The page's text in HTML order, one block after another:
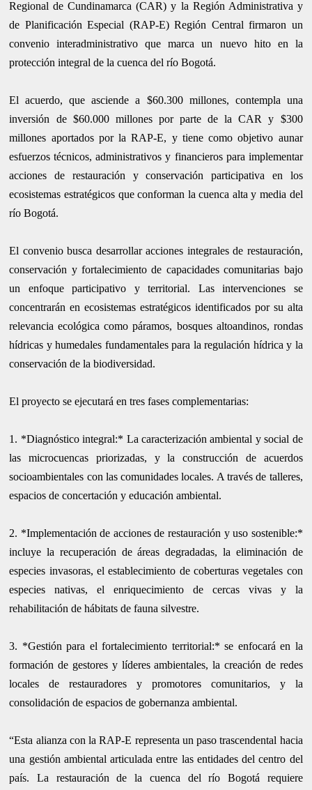
Regional de Cundinamarca (CAR) y la Región Administrativa y
de Planificación Especial (RAP-E) Región Central firmaron un
convenio interadministrativo que marca un nuevo hito en la
protección integral de la cuenca del río Bogotá.
El acuerdo, que asciende a $60.300 millones, contempla una
inversión de $60.000 millones por parte de la CAR y $300
millones aportados por la RAP-E, y tiene como objetivo aunar
esfuerzos técnicos, administrativos y financieros para implementar
acciones de restauración y conservación participativa en los
ecosistemas estratégicos que conforman la cuenca alta y media del
río Bogotá.
El convenio busca desarrollar acciones integrales de restauración,
conservación y fortalecimiento de capacidades comunitarias bajo
un enfoque participativo y territorial. Las intervenciones se
concentrarán en ecosistemas estratégicos identificados por su alta
relevancia ecológica como páramos, bosques altoandinos, rondas
hídricas y humedales fundamentales para la regulación hídrica y la
conservación de la biodiversidad.
El proyecto se ejecutará en tres fases complementarias:
1. *Diagnóstico integral:* La caracterización ambiental y social de
las microcuencas priorizadas, y la construcción de acuerdos
socioambientales con las comunidades locales. A través de talleres,
espacios de concertación y educación ambiental.
2. *Implementación de acciones de restauración y uso sostenible:*
incluye la recuperación de áreas degradadas, la eliminación de
especies invasoras, el establecimiento de coberturas vegetales con
especies nativas, el enriquecimiento de cercas vivas y la
rehabilitación de hábitats de fauna silvestre.
3. *Gestión para el fortalecimiento territorial:* se enfocará en la
formación de gestores y líderes ambientales, la creación de redes
locales de restauradores y promotores comunitarios, y la
consolidación de espacios de gobernanza ambiental.
“Esta alianza con la RAP-E representa un paso trascendental hacia
una gestión ambiental articulada entre las entidades del centro del
país. La restauración de la cuenca del río Bogotá requiere